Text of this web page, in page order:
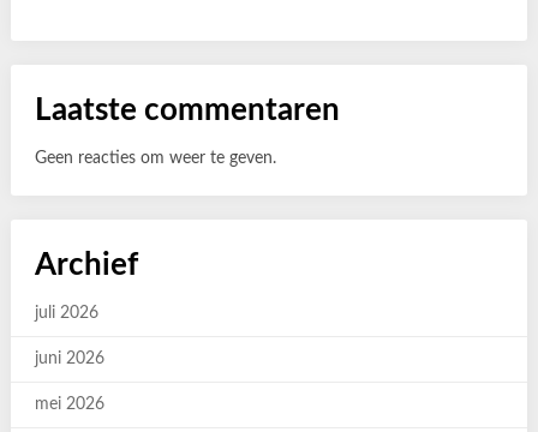
Laatste commentaren
Geen reacties om weer te geven.
Archief
juli 2026
juni 2026
mei 2026